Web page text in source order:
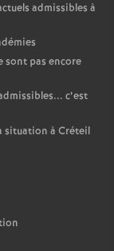
admissibles à
sont pas encore
c’est
situation à Créteil